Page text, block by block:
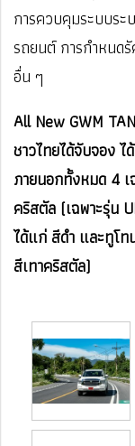
การควบคุมระบบระ
รถยนต์ การกำหนด
อื่น ๆ
All New GWM
ชาวไทยได้จับจอง
ภายนอกทั้งหมด 4 เ
คริสตัล (เฉพาะรุ่น
ได้แก่ สีดำ และทูโท
สีเทาคริสตัล)